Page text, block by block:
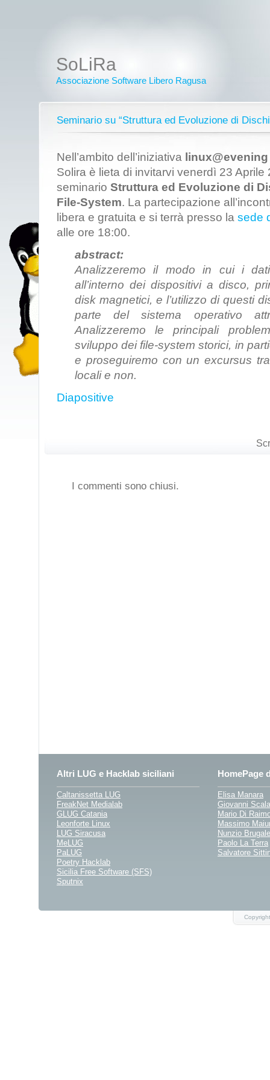
SoLiRa
Associazione Software Libero Ragusa
Seminario su “Struttura ed Evoluzione di
Nell’ambito dell’iniziativa
Solira è lieta di invitarvi venerdì 23 Aprile
seminario Struttura ed Evoluzione di
File-System. La partecipazione
libera e gratuita e si terrà presso la sede
alle ore 18:00.
abstract:
Analizzeremo il modo in cui i
all’interno dei dispositivi a disco,
disk magnetici, e l’utilizzo di questi
parte del sistema operativo
Analizzeremo le principali
sviluppo dei file-system storici, in
e proseguiremo con un excursus
locali e non.
Diapositive
I commenti sono chiusi.
Altri LUG e Hacklab siciliani
Caltanissetta LUG
FreakNet Medialab
GLUG Catania
Leonforte Linux
LUG Siracusa
MeLUG
PaLUG
Poetry Hacklab
Sicilia Free Software (SFS)
Sputnix
HomePage
Elisa Manara
Giovanni Scala
Mario Di
Massimo
Nunzio
Paolo La Terra
Salvatore